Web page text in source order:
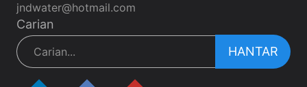
jndwater@hotmail.com
Carian
HANTAR